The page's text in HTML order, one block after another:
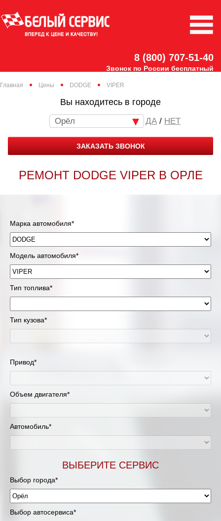
8 (800) 707-51-40
Звонок по России бесплатный
Главная Цены DODGE VIPER
Вы находитесь в городе
Орёл / НЕТ
ЗАКАЗАТЬ ЗВОНОК
РЕМОНТ DODGE VIPER В ОРЛЕ
Марка автомобиля*
Модель автомобиля*
Тип топлива*
Тип кузова*
Привод*
Объем двигателя*
Автомобиль*
ВЫБЕРИТЕ СЕРВИС
Выбор города*
Выбор автосервиса*